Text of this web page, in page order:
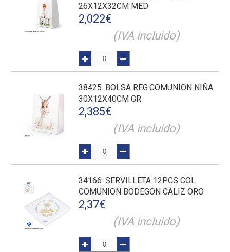
26X12X32CM MED
2,022€
(IVA incluido)
38425: BOLSA REG.COMUNION NIÑA
30X12X40CM GR
2,385€
(IVA incluido)
34166: SERVILLETA 12PCS COL
COMUNION BODEGON CALIZ ORO
2,37€
(IVA incluido)